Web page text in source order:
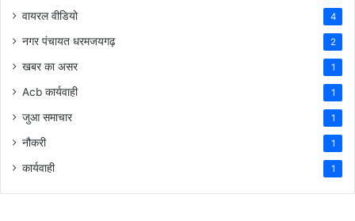
वायरल वीडियो 4
नगर पंचायत धरमजयगढ़ 2
खबर का असर 1
Acb कार्यवाही 1
जुआ समाचार 1
नौकरी 1
कार्यवाही 1